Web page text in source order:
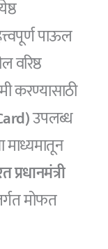
पाऊल
वरिष्ठ
करण्यासाठी
उपलब्ध
मोफत